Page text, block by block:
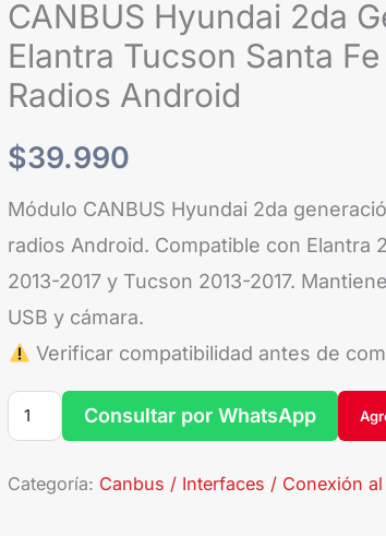
CANBUS Hyundai 2da
Elantra Tucson Santa
Radios Android
$39.990
Módulo CANBUS Hyundai 2da
radios Android. Compatible con Elantra
2013-2017 y Tucson 2013-2017.
USB y cámara.
Verificar compatibilidad antes de
Santa
Fe
Connection
Android
cantidad
Consultar por WhatsApp
Categoría: Canbus / Interfaces / Conexión al